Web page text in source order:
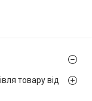
товару від